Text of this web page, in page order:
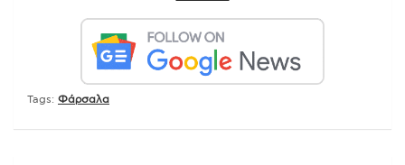
Tags: Φάρσαλα